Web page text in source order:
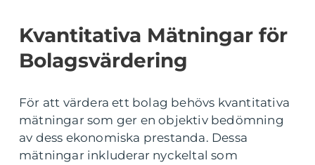
Kvantitativa Mätningar för
Bolagsvärdering
För att värdera ett bolag behövs kvantitativa
mätningar som ger en objektiv bedömning
av dess ekonomiska prestanda. Dessa
mätningar inkluderar nyckeltal som